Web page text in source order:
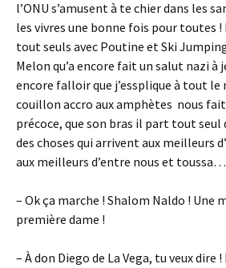
l’ONU s’amusent à te chier dans les
les vivres une bonne fois pour toutes
tout seuls avec Poutine et Ski
Melon qu’a encore fait un salut nazi à
encore falloir que j’essplique à tout le
couillon accro aux amphètes nous
précoce, que son bras il part tout seul
des choses qui arrivent aux meilleurs
aux meilleurs d’entre nous et toussa…
– Ok ça marche ! Shalom Naldo ! Une
première dame !
– À don Diego de La Vega, tu veux